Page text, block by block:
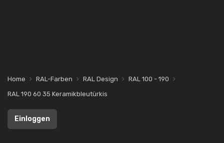
Home RAL-Farben RAL Design
RAL 100 - 190
RAL 190 60 35 Keramikbleutürkis
Einloggen